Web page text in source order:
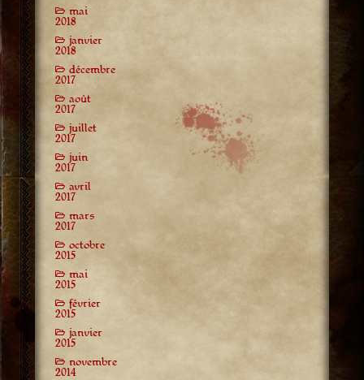
mai
2018
janvier
2018
décembre
2017
août
2017
juillet
2017
juin
2017
avril
2017
mars
2017
octobre
2015
mai
2015
février
2015
janvier
2015
novembre
2014